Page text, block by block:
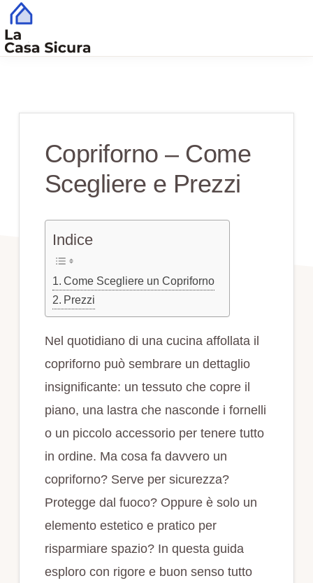
Skip
to
main
Skip
to
primary
che
Copriforno – Come
Scegliere e Prezzi
Indice
Come Scegliere un Copriforno
Prezzi
Nel quotidiano di una cucina affollata il
copriforno può sembrare un dettaglio
insignificante: un tessuto che copre il
piano, una lastra che nasconde i fornelli
o un piccolo accessorio per tenere tutto
in ordine. Ma cosa fa davvero un
copriforno? Serve per sicurezza?
Protegge dal fuoco? Oppure è solo un
elemento estetico e pratico per
risparmiare spazio? In questa guida
esploro con rigore e buon senso tutto